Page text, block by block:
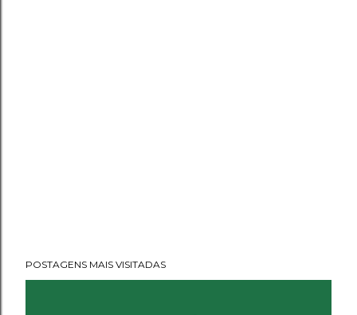
POSTAGENS MAIS VISITADAS